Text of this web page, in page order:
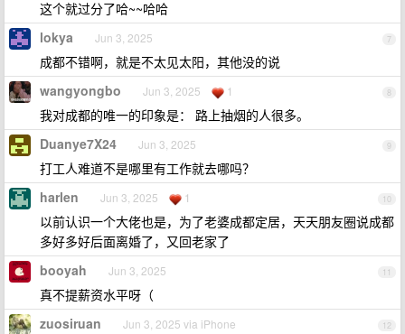
这个就过分了哈~~哈哈
7
lokya Jun 3, 2025
成都不错啊，就是不太见太阳，其他没的说
8
wangyongbo Jun 3, 2025 1
我对成都的唯一的印象是： 路上抽烟的人很多。
9
Duanye7X24 Jun 3, 2025
打工人难道不是哪里有工作就去哪吗？
10
harlen Jun 3, 2025 1
以前认识一个大佬也是，为了老婆成都定居，天天朋友圈说成都
多好多好后面离婚了，又回老家了
11
booyah Jun 3, 2025
真不提薪资水平呀（
12
zuosiruan Jun 3, 2025 via iPhone